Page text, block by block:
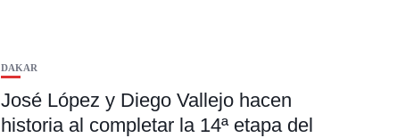
DAKAR
José López y Diego Vallejo hacen
historia al completar la 14ª etapa del